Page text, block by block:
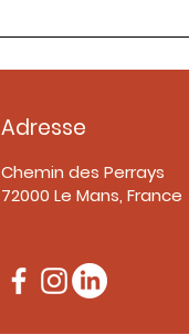
Adresse
Chemin des Perrays
72000 Le Mans, France